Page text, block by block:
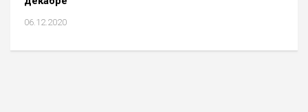
06.12.2020